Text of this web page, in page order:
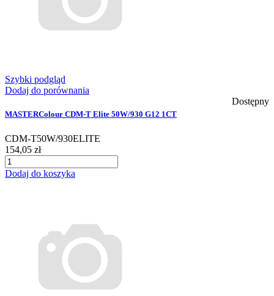
Szybki podgląd
Dodaj do porównania
Dostępny
MASTERColour CDM-T Elite 50W/930 G12 1CT
CDM-T50W/930ELITE
154,05 zł
Dodaj do koszyka